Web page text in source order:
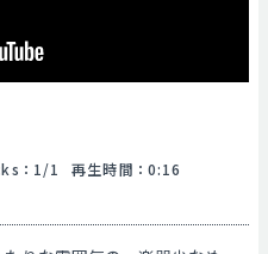
： 1/1 再生時間 ： 0:16